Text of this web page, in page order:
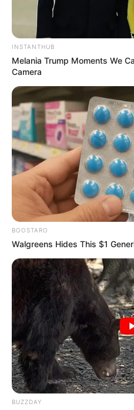
INSTANTHUB
Melania Trump Moments We
Camera
BOOSTARO
Walgreens Hides This $1
BUZZDAY